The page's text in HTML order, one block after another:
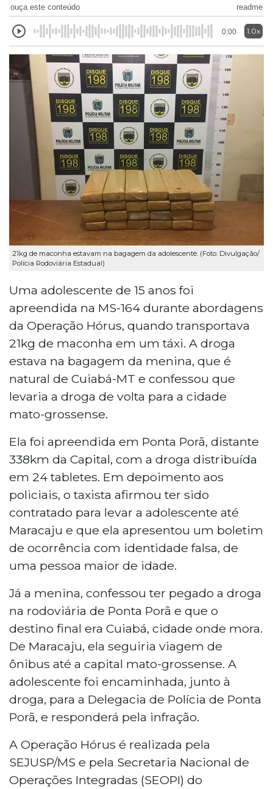
ouça este conteúdo readme
0:00 1.0x
21kg de maconha estavam na bagagem da adolescente. (Foto: Divulgação/
Polícia Rodoviária Estadual)
Uma adolescente de 15 anos foi
apreendida na MS-164 durante abordagens
da Operação Hórus, quando transportava
21kg de maconha em um táxi. A droga
estava na bagagem da menina, que é
natural de Cuiabá-MT e confessou que
levaria a droga de volta para a cidade
mato-grossense.
Ela foi apreendida em Ponta Porã, distante
338km da Capital, com a droga distribuída
em 24 tabletes. Em depoimento aos
policiais, o taxista afirmou ter sido
contratado para levar a adolescente até
Maracaju e que ela apresentou um boletim
de ocorrência com identidade falsa, de
uma pessoa maior de idade.
Já a menina, confessou ter pegado a droga
na rodoviária de Ponta Porã e que o
destino final era Cuiabá, cidade onde mora.
De Maracaju, ela seguiria viagem de
ônibus até a capital mato-grossense. A
adolescente foi encaminhada, junto à
droga, para a Delegacia de Polícia de Ponta
Porã, e responderá pela infração.
A Operação Hórus é realizada pela
SEJUSP/MS e pela Secretaria Nacional de
Operações Integradas (SEOPI) do